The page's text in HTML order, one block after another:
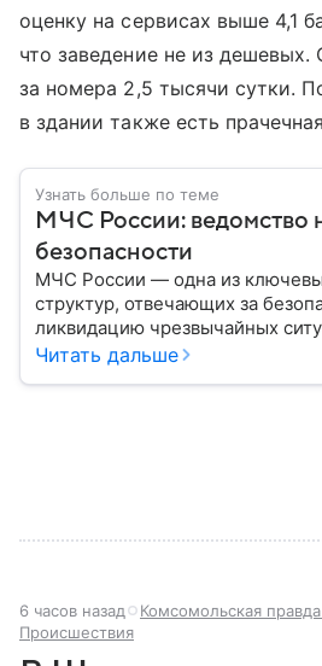
оценку на сервисах выше 4,1
что заведение не из дешевых.
за номера 2,5 тысячи сутки.
в здании также есть
Узнать больше по теме
МЧС России: ведомство
безопасности
МЧС России — одна из
структур, отвечающих за
ликвидацию чрезвычайных
играет важную роль в защите
задачи выполняет и какую
Читать дальше
6 часов назад
Комсомольская
Происшествия